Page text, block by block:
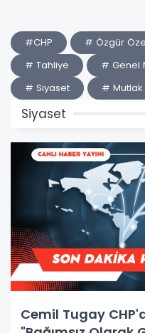
#CHP # Özgür
# Tahliye
# Genel
# Siyaset
# Mutlak
Siyaset
Cemil Tugay